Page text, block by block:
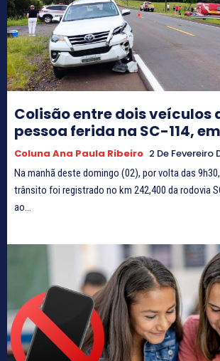
Colisão entre dois veículos
pessoa ferida na SC-114,
Coluna Ana Paula Ribeiro 2 De Fevereiro
Na manhã deste domingo (02), por volta das
trânsito foi registrado no km 242,400 da rodovia
ao...